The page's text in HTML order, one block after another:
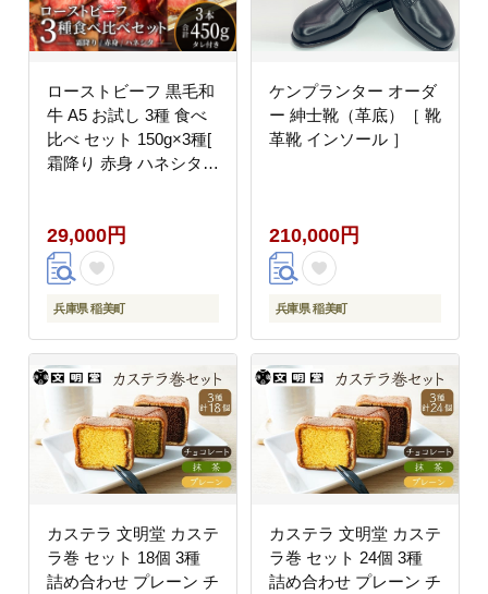
ローストビーフ 黒毛和
牛 A5 お試し 3種 食べ
比べ セット 150g×3種[
霜降り 赤身 ハネシタ (
個包装 ]
29,000円
兵庫県 稲美町
ケンプランター オーダ
ー 紳士靴（革底）［ 靴
革靴 インソール ］
210,000円
兵庫県 稲美町
カステラ 文明堂 カステ
ラ巻 セット 18個 3種
詰め合わせ プレーン チ
カステラ 文明堂 カステ
ラ巻 セット 24個 3種
詰め合わせ プレーン チ